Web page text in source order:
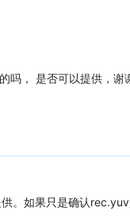
吗， 是否可以提供，谢
。如果只是确认